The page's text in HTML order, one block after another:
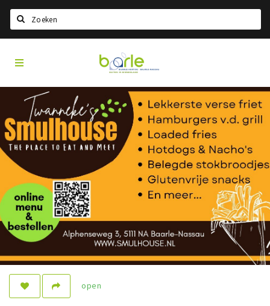
Home
Information
A propos de Baarle
Histoire
Visit Baarle Shop
Bon d'achat Enclave
Événements
Boire
Dormir
Visit
Baarle
open